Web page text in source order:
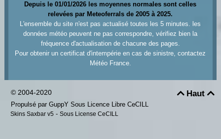
Depuis le 01/01/2026 les moyennes normales sont celles
relevées par Meteoferrals de 2005 à 2025.
L'ensemble du site n'est pas actualisé toutes les 5 minutes. les
données météo peuvent ne pas correspondre, vérifiez bien la
fréquence d'actualisation de chacune des pages.
Pour obtenir un certificat d'intempérie en cas de sinistre, contactez
Météo France.
Haut
© 2004-2020
Propulsé par GuppY Sous Licence Libre CeCILL
Skins Saxbar v5 - Sous License CeCILL